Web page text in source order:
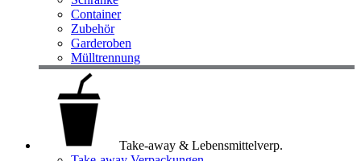
Container
Zubehör
Garderoben
Mülltrennung
Take-away & Lebensmittelverp.